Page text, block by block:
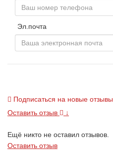
Эл.почта
Подписаться на новые отзывы
Оставить отзыв
↓
Ещё никто не оставил отзывов.
Оставить отзыв